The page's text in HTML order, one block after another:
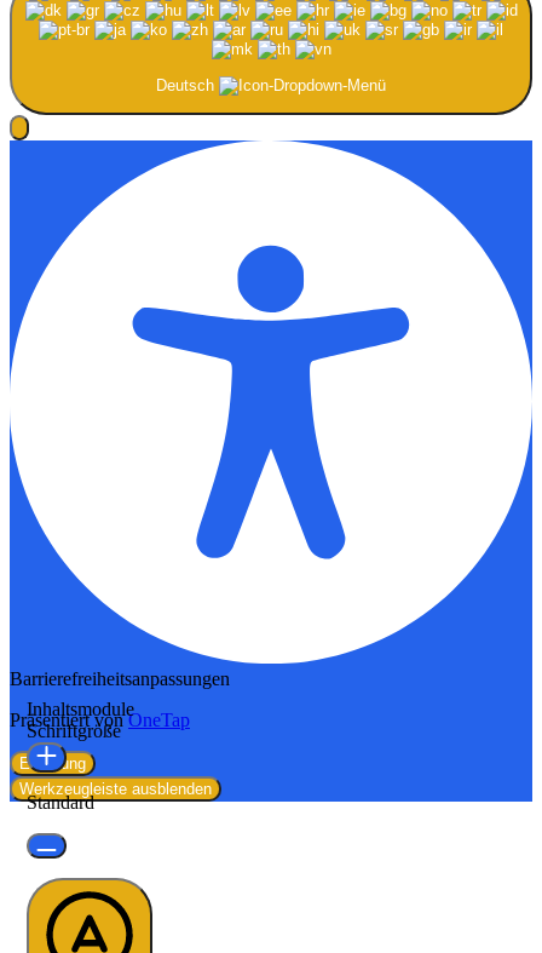
Deutsch
Barrierefreiheitsanpassungen
Präsentiert vonOneTap
Erklärung
Werkzeugleiste ausblenden
Inhaltsmodule
Schriftgröße
Standard